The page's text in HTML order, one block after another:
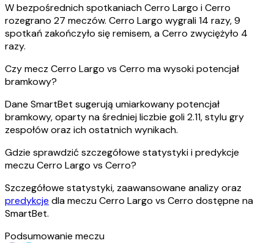
W bezpośrednich spotkaniach Cerro Largo i Cerro
rozegrano 27 meczów. Cerro Largo wygrali 14 razy, 9
spotkań zakończyło się remisem, a Cerro zwyciężyło 4
razy.
Czy mecz Cerro Largo vs Cerro ma wysoki potencjał
bramkowy?
Dane SmartBet sugerują umiarkowany potencjał
bramkowy, oparty na średniej liczbie goli 2.11, stylu gry
zespołów oraz ich ostatnich wynikach.
Gdzie sprawdzić szczegółowe statystyki i predykcje
meczu Cerro Largo vs Cerro?
Szczegółowe statystyki, zaawansowane analizy oraz
predykcje dla meczu Cerro Largo vs Cerro dostępne na
SmartBet.
Podsumowanie meczu